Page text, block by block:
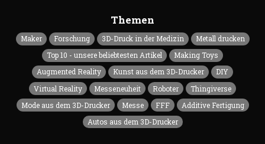
Themen
Maker Forschung 3D-Druck in der Medizin
Metall drucken
Top 10 - unsere beliebtesten Artikel
Making Toys
Augmented Reality
Kunst aus dem 3D-Drucker
DIY
Virtual Reality
Messeneuheit Roboter
Thingiverse
Mode aus dem 3D-Drucker
Messe FFF
Additive Fertigung
Autos aus dem 3D-Drucker